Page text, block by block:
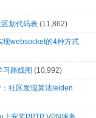
划代码表 (11,862)
现websocket的4种方式
习路线图 (10,992)
社区发现算法leiden